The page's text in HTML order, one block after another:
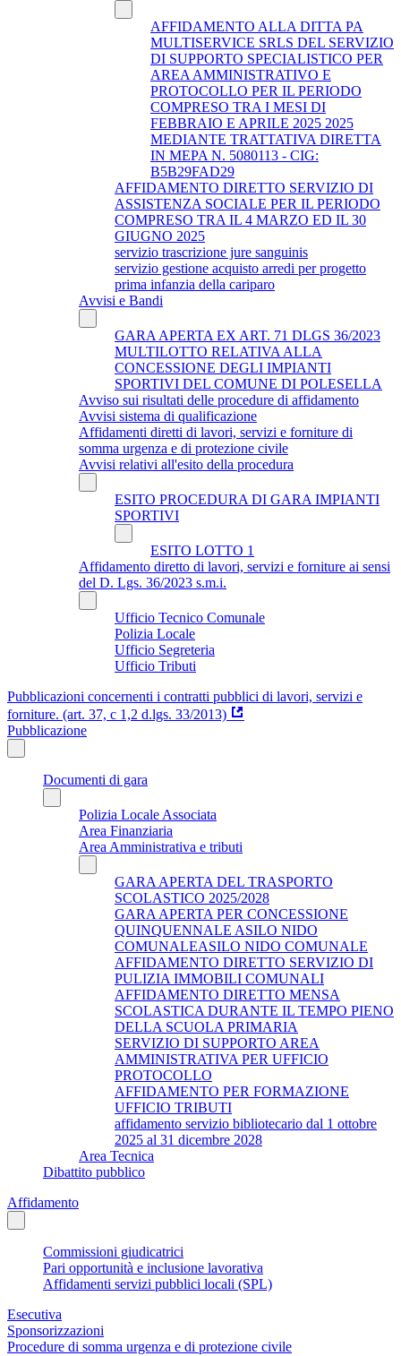
AFFIDAMENTO ALLA DITTA PA
MULTISERVICE SRLS DEL SERVIZIO
DI SUPPORTO SPECIALISTICO PER
AREA AMMINISTRATIVO E
PROTOCOLLO PER IL PERIODO
COMPRESO TRA I MESI DI
FEBBRAIO E APRILE 2025 2025
MEDIANTE TRATTATIVA DIRETTA
IN MEPA N. 5080113 - CIG:
B5B29FAD29
AFFIDAMENTO DIRETTO SERVIZIO DI
ASSISTENZA SOCIALE PER IL PERIODO
COMPRESO TRA IL 4 MARZO ED IL 30
GIUGNO 2025
servizio trascrizione jure sanguinis
servizio gestione acquisto arredi per progetto
prima infanzia della cariparo
Avvisi e Bandi
GARA APERTA EX ART. 71 DLGS 36/2023
MULTILOTTO RELATIVA ALLA
CONCESSIONE DEGLI IMPIANTI
SPORTIVI DEL COMUNE DI POLESELLA
Avviso sui risultati delle procedure di affidamento
Avvisi sistema di qualificazione
Affidamenti diretti di lavori, servizi e forniture di
somma urgenza e di protezione civile
Avvisi relativi all'esito della procedura
ESITO PROCEDURA DI GARA IMPIANTI
SPORTIVI
ESITO LOTTO 1
Affidamento diretto di lavori, servizi e forniture ai sensi
del D. Lgs. 36/2023 s.m.i.
Ufficio Tecnico Comunale
Polizia Locale
Ufficio Segreteria
Ufficio Tributi
Pubblicazioni concernenti i contratti pubblici di lavori, servizi e
forniture. (art. 37, c 1,2 d.lgs. 33/2013)
Pubblicazione
Documenti di gara
Polizia Locale Associata
Area Finanziaria
Area Amministrativa e tributi
GARA APERTA DEL TRASPORTO
SCOLASTICO 2025/2028
GARA APERTA PER CONCESSIONE
QUINQUENNALE ASILO NIDO
COMUNALEASILO NIDO COMUNALE
AFFIDAMENTO DIRETTO SERVIZIO DI
PULIZIA IMMOBILI COMUNALI
AFFIDAMENTO DIRETTO MENSA
SCOLASTICA DURANTE IL TEMPO PIENO
DELLA SCUOLA PRIMARIA
SERVIZIO DI SUPPORTO AREA
AMMINISTRATIVA PER UFFICIO
PROTOCOLLO
AFFIDAMENTO PER FORMAZIONE
UFFICIO TRIBUTI
affidamento servizio bibliotecario dal 1 ottobre
2025 al 31 dicembre 2028
Area Tecnica
Dibattito pubblico
Affidamento
Commissioni giudicatrici
Pari opportunità e inclusione lavorativa
Affidamenti servizi pubblici locali (SPL)
Esecutiva
Sponsorizzazioni
Procedure di somma urgenza e di protezione civile